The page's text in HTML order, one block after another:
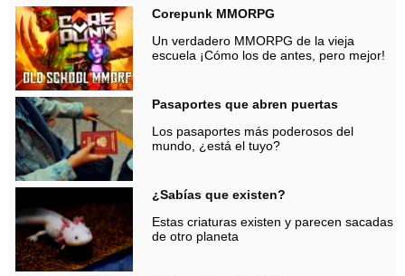
Corepunk MMORPG
Un verdadero MMORPG de la vieja
escuela ¡Cómo los de antes, pero mejor!
Pasaportes que abren puertas
Los pasaportes más poderosos del
mundo, ¿está el tuyo?
¿Sabías que existen?
Estas criaturas existen y parecen sacadas
de otro planeta